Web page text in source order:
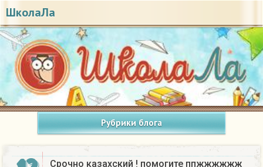
ШколаЛа
Рубрики блога
Срочно казахский ! помогите ппжжжжжж​